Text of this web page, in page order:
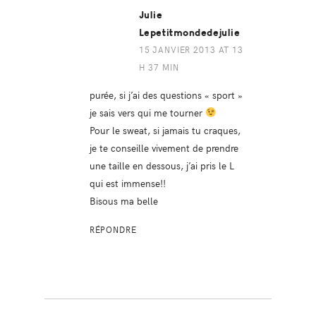
Julie
Lepetitmondedejulie
15 JANVIER 2013 AT 13
H 37 MIN
purée, si j’ai des questions « sport »
je sais vers qui me tourner
Pour le sweat, si jamais tu craques,
je te conseille vivement de prendre
une taille en dessous, j’ai pris le L
qui est immense!!
Bisous ma belle
RÉPONDRE